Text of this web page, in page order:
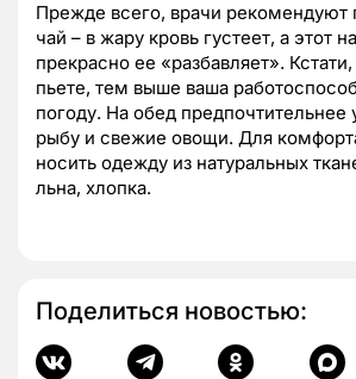
Прежде всего, врачи рекомендуют
чай – в жару кровь густеет, а этот
прекрасно ее «разбавляет».
пьете, тем выше ваша
погоду. На обед предпочтительнее
рыбу и свежие овощи. Для
носить одежду из натуральных
льна, хлопка.
Поделиться новостью: